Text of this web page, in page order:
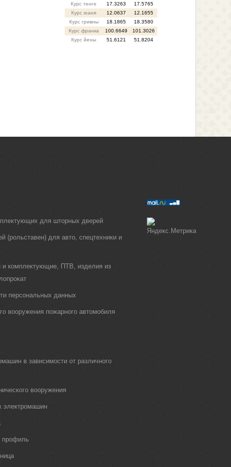
Курс тенге
17.3263
17.5765
Курс юаня
12.0637
12.1655
Курс гривны
18.1865
18.3580
Курс франка
100.6649
101.3026
Курс йены
51.6121 51.8204
для шторных дверей
(рольставен) для авто, спецтехники и
комплектующие, ПТВ, изделия из
персональных данных
вооружения пожарного автомобиля
в зависимости от различного
вооружения
электромашин
профиль